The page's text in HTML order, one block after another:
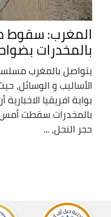
المغرب: سقوط
بالمخدرات
يتواصل بالمغرب
الأساليب و الوسائل،
بوابة افريقيا
بالمخدرات سقطت أمس
حجر النحل، ...